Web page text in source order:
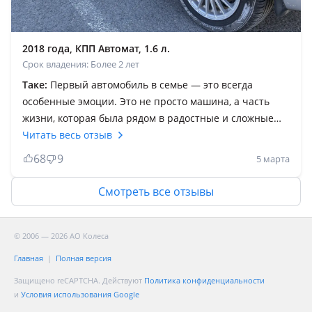
2018 года, КПП Автомат, 1.6 л.
Срок владения: Более 2 лет
Таке: Первый автомобиль в семье — это всегда
особенные эмоции. Это не просто машина, а часть
жизни, которая была рядом в радостные и сложные
моменты. Моя Лада Гранта стала для меня именно
таким надёжным спутником. Покупал её с мыслью о
том, что нужен универсальный, практичный
автомобиль, который сможет справляться с разными
задачами: от ежедневных поездок по городу до
дальних путешествий. С первого дня я старался
беречь её, заботился о состоянии, вовремя
зависимости от погоды и условий дороги будь то
дальняя трасса, снежные заносы или разбитые
Читать весь отзыв
68 9 5 марта
Смотреть все отзывы
© 2006 — 2026 АО Колеса
Главная Полная версия
Защищено reCAPTCHA. Действуют Политика конфиденциальности
и Условия использования Google